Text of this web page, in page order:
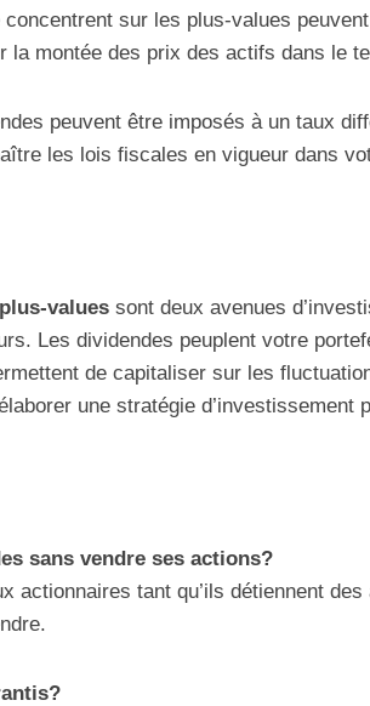
sur les plus-values
la montée des prix des actifs dans le
peuvent être imposés à un taux
les lois fiscales en vigueur dans
plus-values sont deux avenues
Les dividendes peuplent votre
de capitaliser sur les
une stratégie d’investissement
sans vendre ses actions?
actionnaires tant qu’ils détiennent